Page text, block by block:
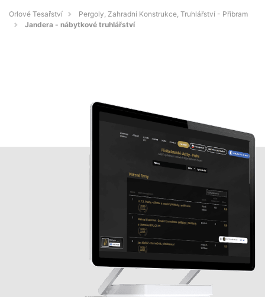
Orlové Tesařství
Pergoly, Zahradní Konstrukce, Truhlářství - Příbram
Jandera - nábytkové truhlářství